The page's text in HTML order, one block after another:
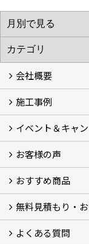
会社概要
会社概要 (3)
スタッフ紹介
ブログ
プライバシーポ
『安心と信頼』
施工事例
施工事例
イベント＆キャ
イベント＆キャ
お客様の声
お客様の声 (34)
おすすめ商品
BOSCHビルトイ
BOSCHビルト
お買い得！！商
システムキッチ
洗面化粧台 (4)
トイレ (9)
ビルトイン食器
ガスコンロ・IH
無料見積もり・
フォームで問い
LINEで概算見積り
電話で相談
無料現地調査を
よくある質問